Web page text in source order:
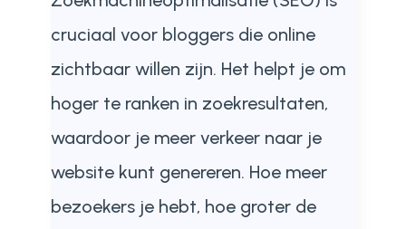
cruciaal voor bloggers die online
zichtbaar willen zijn. Het helpt je om
hoger te ranken in zoekresultaten,
waardoor je meer verkeer naar je
website kunt genereren. Hoe meer
bezoekers je hebt, hoe groter de